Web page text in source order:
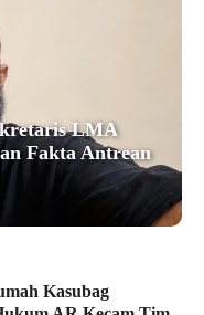
LMA
Fakta Antrean
Kasubag